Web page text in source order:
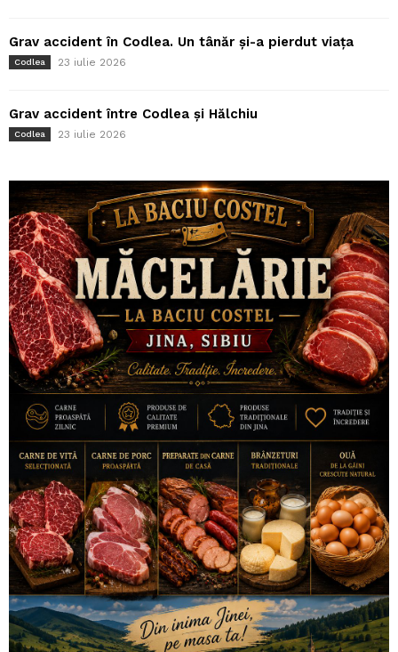
Grav accident în Codlea. Un tânăr și-a pierdut viața
Codlea 23 iulie 2026
Grav accident între Codlea și Hălchiu
Codlea 23 iulie 2026